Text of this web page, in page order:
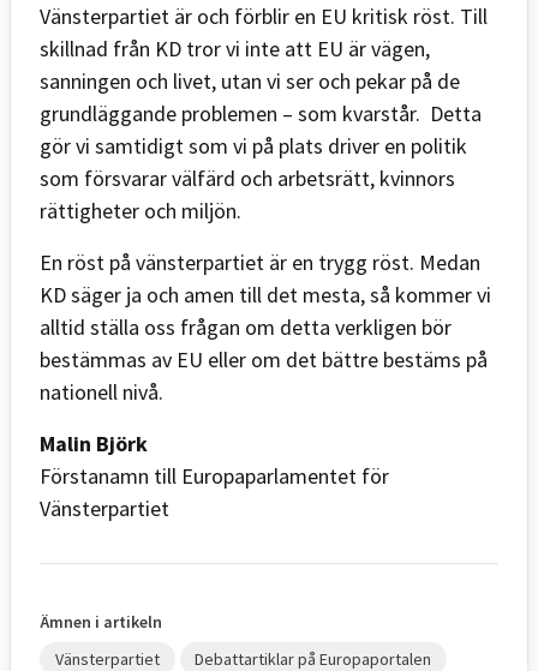
Vänsterpartiet är och förblir en EU kritisk röst. Till
skillnad från KD tror vi inte att EU är vägen,
sanningen och livet, utan vi ser och pekar på de
grundläggande problemen – som kvarstår. Detta
gör vi samtidigt som vi på plats driver en politik
som försvarar välfärd och arbetsrätt, kvinnors
rättigheter och miljön.
En röst på vänsterpartiet är en trygg röst. Medan
KD säger ja och amen till det mesta, så kommer vi
alltid ställa oss frågan om detta verkligen bör
bestämmas av EU eller om det bättre bestäms på
nationell nivå.
Malin Björk
Förstanamn till Europaparlamentet för
Vänsterpartiet
Ämnen i artikeln
Vänsterpartiet
Debattartiklar på Europaportalen